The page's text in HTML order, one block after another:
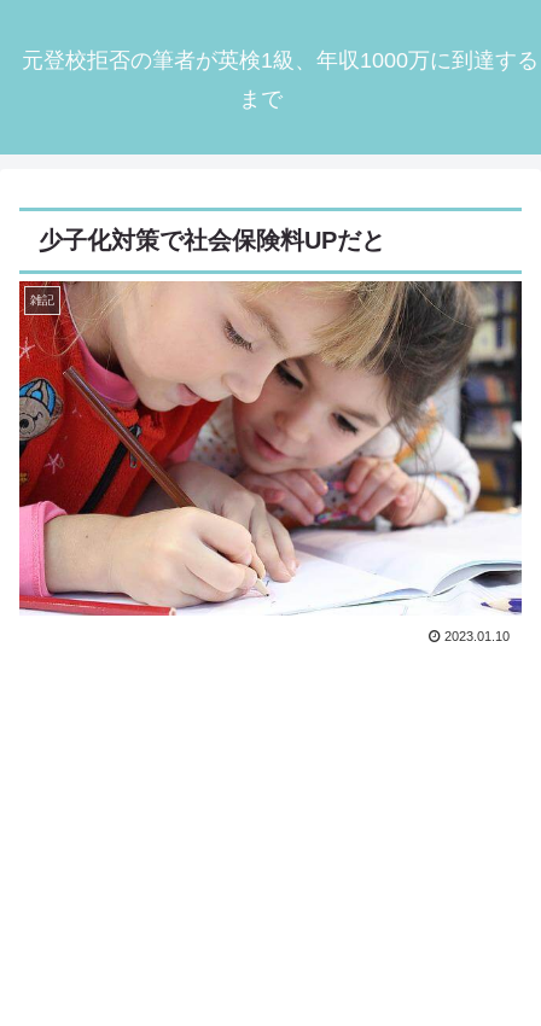
元登校拒否の筆者が英検1級、年収1000万に到達する
まで
少子化対策で社会保険料UPだと
雑記
2023.01.10